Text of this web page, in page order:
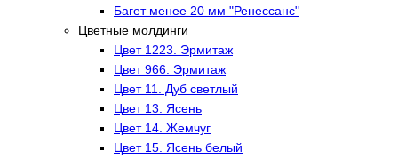
Багет менее 20 мм "Ренессанс"
Цветные молдинги
Цвет 1223. Эрмитаж
Цвет 966. Эрмитаж
Цвет 11. Дуб светлый
Цвет 13. Ясень
Цвет 14. Жемчуг
Цвет 15. Ясень белый